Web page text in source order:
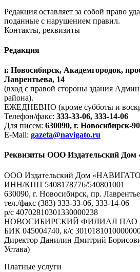
Редакция оставляет за собой право
поданные с нарушением правил.
Контакты, реквизиты
Редакция
г. Новосибирск, Академгородок,
Лаврентьева, 14
(вход с правой стороны здания
района).
ЕЖЕДНЕВНО (кроме субботы и
Телефон/факс: 333-33-06, 333-14-06
Для писем: 630090, г. Новосибирск-
E-Mail: gazeta@navigato.ru
Реквизиты ООО Издательский Дом
ООО Издательский Дом
ИНН/КПП 5408178776/540801001
630090, г. Новосибирск, пр.
тел./факс (383) 333-33-06, 333-14-06
р/с 40702810301330000238
НОВОСИБИРСКИЙ ФИЛИАЛ ПАО
БИК 045004740, к/с
Директор Данилин Дмитрий
Устава)
Платные услуги